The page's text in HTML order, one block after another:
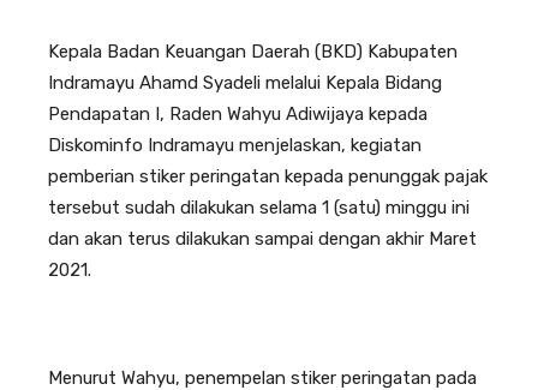
Kepala Badan Keuangan Daerah (BKD) Kabupaten
Indramayu Ahamd Syadeli melalui Kepala Bidang
Pendapatan I, Raden Wahyu Adiwijaya kepada
Diskominfo Indramayu menjelaskan, kegiatan
pemberian stiker peringatan kepada penunggak pajak
tersebut sudah dilakukan selama 1 (satu) minggu ini
dan akan terus dilakukan sampai dengan akhir Maret
2021.
Menurut Wahyu, penempelan stiker peringatan pada